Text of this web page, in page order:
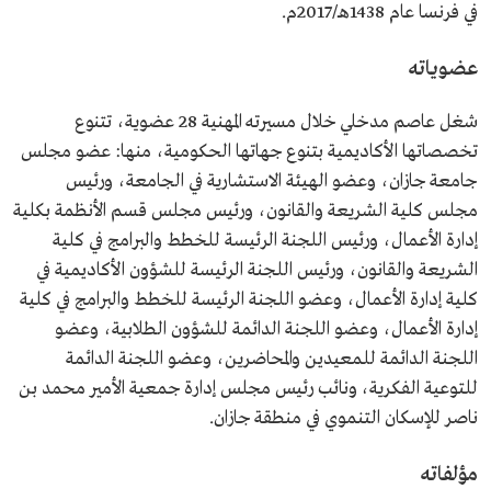
في فرنسا عام 1438هـ/2017م.
عضوياته
شغل عاصم مدخلي خلال مسيرته المهنية 28 عضوية، تتنوع
تخصصاتها الأكاديمية بتنوع جهاتها الحكومية، منها: عضو مجلس
جامعة جازان، وعضو الهيئة الاستشارية في الجامعة، ورئيس
مجلس كلية الشريعة والقانون، ورئيس مجلس قسم الأنظمة بكلية
إدارة الأعمال، ورئيس اللجنة الرئيسة للخطط والبرامج في كلية
الشريعة والقانون، ورئيس اللجنة الرئيسة للشؤون الأكاديمية في
كلية إدارة الأعمال، وعضو اللجنة الرئيسة للخطط والبرامج في كلية
إدارة الأعمال، وعضو اللجنة الدائمة للشؤون الطلابية، وعضو
اللجنة الدائمة للمعيدين والمحاضرين، وعضو اللجنة الدائمة
للتوعية الفكرية، ونائب رئيس مجلس إدارة جمعية الأمير محمد بن
ناصر للإسكان التنموي في منطقة جازان.
مؤلفاته